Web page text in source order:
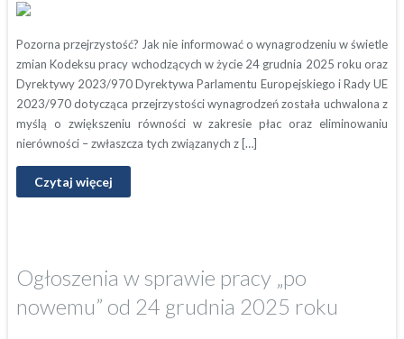
Pozorna przejrzystość? Jak nie informować o wynagrodzeniu w świetle
zmian Kodeksu pracy wchodzących w życie 24 grudnia 2025 roku oraz
Dyrektywy 2023/970 Dyrektywa Parlamentu Europejskiego i Rady UE
2023/970 dotycząca przejrzystości wynagrodzeń została uchwalona z
myślą o zwiększeniu równości w zakresie płac oraz eliminowaniu
nierówności – zwłaszcza tych związanych z […]
Czytaj więcej
Ogłoszenia w sprawie pracy „po
nowemu” od 24 grudnia 2025 roku